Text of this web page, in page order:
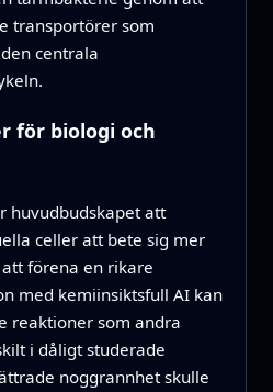
transportörer som
centrala
för biologi och
huvudbudskapet att
celler att bete sig mer
förena en rikare
med kemiinsiktsfull AI kan
reaktioner som andra
i dåligt studerade
noggrannhet skulle